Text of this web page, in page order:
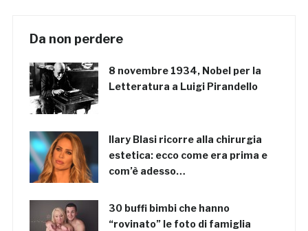
Da non perdere
8 novembre 1934, Nobel per la
Letteratura a Luigi Pirandello
Ilary Blasi ricorre alla chirurgia
estetica: ecco come era prima e
com’è adesso…
30 buffi bimbi che hanno
“rovinato” le foto di famiglia